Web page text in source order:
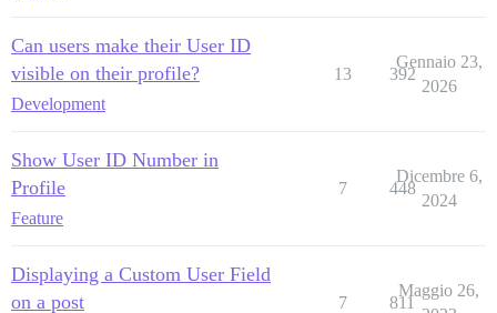
Can users make their User ID
visible on their profile?
Development
13 392
Gennaio 23,
2026
Show User ID Number in
Profile
Feature
7 448
Dicembre 6,
2024
Displaying a Custom User Field
on a post
7 811
Maggio 26,